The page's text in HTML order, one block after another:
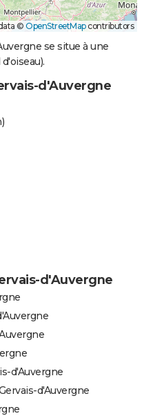
© OpenStreetMapcontributors
se situe à une
d'Auvergne
d'Auvergne
d'Auvergne
d'Auvergne